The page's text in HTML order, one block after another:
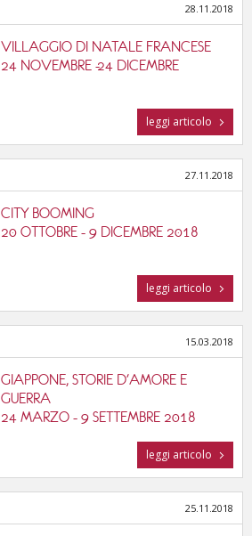
28.11.2018
VILLAGGIO DI NATALE FRANCESE
24 NOVEMBRE -24 DICEMBRE
leggi articolo
27.11.2018
CITY BOOMING
20 OTTOBRE - 9 DICEMBRE 2018
leggi articolo
15.03.2018
GIAPPONE, STORIE D'AMORE E
GUERRA
24 MARZO - 9 SETTEMBRE 2018
leggi articolo
25.11.2018